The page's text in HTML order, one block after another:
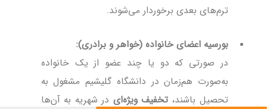
ترم‌های بعدی برخوردار می‌شوند.
بورسیه اعضای خانواده (خواهر و برادری):
در صورتی که دو یا چند عضو از یک خانواده
به‌صورت هم‌زمان در دانشگاه گلیشیم مشغول به
تحصیل باشند، تخفیف ویژه‌ای در شهریه به آن‌ها